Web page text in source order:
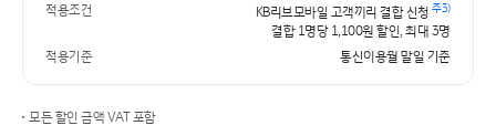
적용조건 KB리브모바일 고객끼리 결합 신청주3)
결합 1명당 1,100원 할인, 최대 3명
적용기준
통신이용월 말일 기준
모든 할인 금액 VAT 포함